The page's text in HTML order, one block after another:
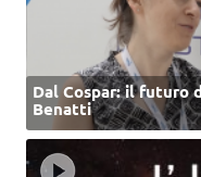
Dal Cospar: il futuro
Benatti